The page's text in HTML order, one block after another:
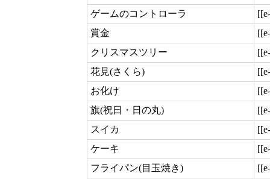
ゲームのコントローラ
賞金
クリスマスツリー
花見(さくら)
お化け
旗(祝日・日の丸)
スイカ
ケーキ
フライパン(目玉焼き)